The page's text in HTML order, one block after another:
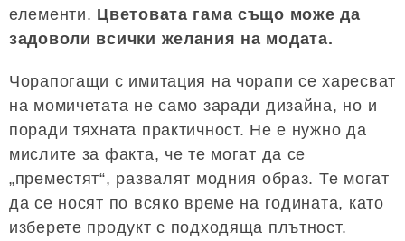
елементи. Цветовата гама също може да
задоволи всички желания на модата.
Чорапогащи с имитация на чорапи се харесват
на момичетата не само заради дизайна, но и
поради тяхната практичност. Не е нужно да
мислите за факта, че те могат да се
„преместят“, развалят модния образ. Те могат
да се носят по всяко време на годината, като
изберете продукт с подходяща плътност.